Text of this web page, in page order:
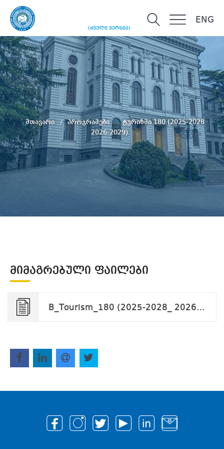
(ძველი ვერსია)
ENG
მთავარი პროგრამები
ტურიზმი 180 (2025-2028
2026-2029)
ᲛᲘᲛᲐᲒᲠᲔᲑᲣᲚᲘ ᲤᲐᲘᲚᲔᲑᲘ
B_Tourism_180 (2025-2028_ 2026-2029).pdf